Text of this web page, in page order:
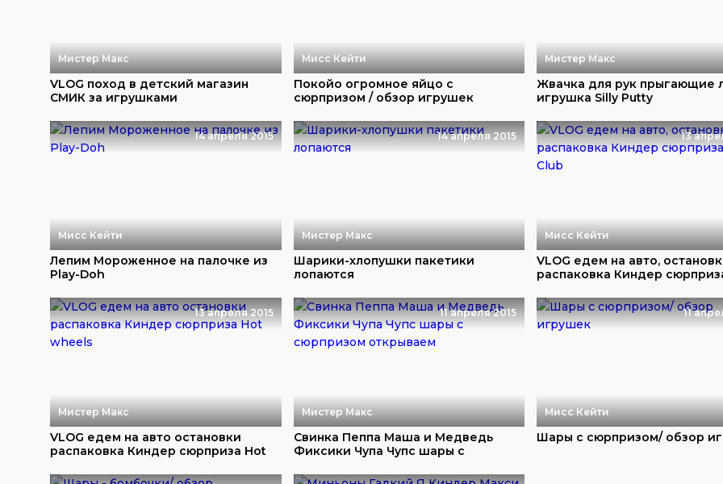
Мистер Макс
VLOG поход в детский магазин
СМИК за игрушками
Мисс Кейти
Покойо огромное яйцо с
сюрпризом / обзор игрушек
Мистер Макс
Жвачка для рук прыгающие
игрушка Silly Putty
14 апреля 2015
Мисс Кейти
Лепим Мороженное на палочке из
Play-Doh
14 апреля 2015
Мистер Макс
Шарики-хлопушки пакетики
лопаются
13
Мисс Кейти
VLOG едем на авто,
распаковка Киндер
13 апреля 2015
Мистер Макс
VLOG едем на авто остановки
распаковка Киндер сюрприза Hot
11 апреля 2015
Мистер Макс
Свинка Пеппа Маша и Медведь
Фиксики Чупа Чупс шары с
11
Мисс Кейти
Шары с сюрпризом/ обзор